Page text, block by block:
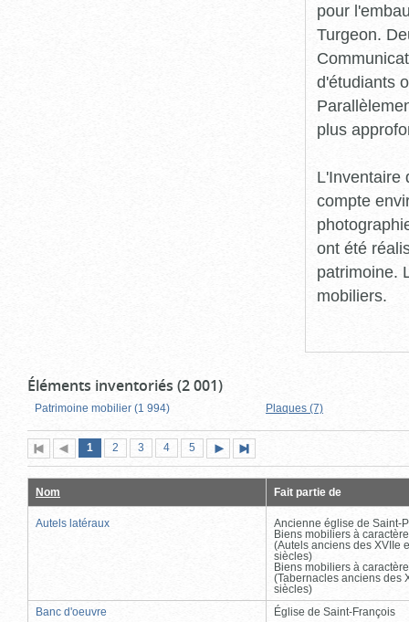
pour
Turgeon.
d'étudiants
plus
L'Inventaire
compte
ont été
patrimoine.
mobiliers.
Éléments inventoriés (2 001)
Patrimoine mobilier (1 994) Plaques (7)
Première
page
Page
précédente
Page
1 (page
actuelle)
Page
2 Page
3 Page
4 Page
5
suivante
page
Nom Fait partie de
Autels latéraux
Ancienne église de Saint-
Biens mobiliers à
(Autels anciens des XVIIe
siècles)
Biens mobiliers à
(Tabernacles anciens des
siècles)
Banc d'oeuvre
Église de Saint-François